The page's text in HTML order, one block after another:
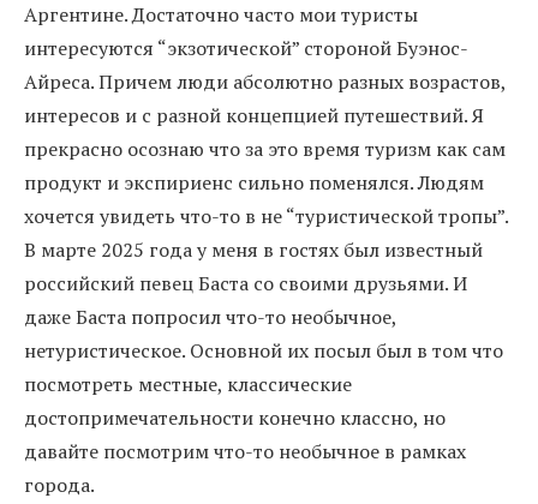
Аргентине. Достаточно часто мои туристы
интересуются “экзотической” стороной Буэнос-
Айреса. Причем люди абсолютно разных возрастов,
интересов и с разной концепцией путешествий. Я
прекрасно осознаю что за это время туризм как сам
продукт и экспириенс сильно поменялся. Людям
хочется увидеть что-то в не “туристической тропы”.
В марте 2025 года у меня в гостях был известный
российский певец Баста со своими друзьями. И
даже Баста попросил что-то необычное,
нетуристическое. Основной их посыл был в том что
посмотреть местные, классические
достопримечательности конечно классно, но
давайте посмотрим что-то необычное в рамках
города.